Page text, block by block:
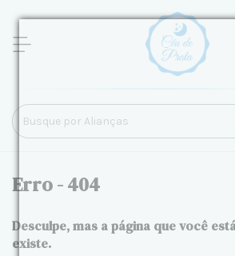
Erro - 404
Desculpe, mas a página que você
existe.